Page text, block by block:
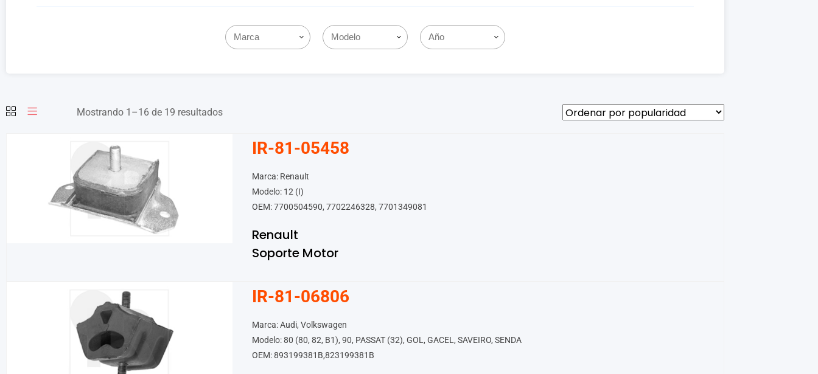
Mostrando 1–16 de 19 resultados
IR-81-05458
Marca: Renault
Modelo: 12 (I)
OEM: 7700504590, 7702246328, 7701349081
Renault
Soporte Motor
IR-81-06806
Marca: Audi, Volkswagen
Modelo: 80 (80, 82, B1), 90, PASSAT (32), GOL, GACEL, SAVEIRO, SENDA
OEM: 893199381B,823199381B